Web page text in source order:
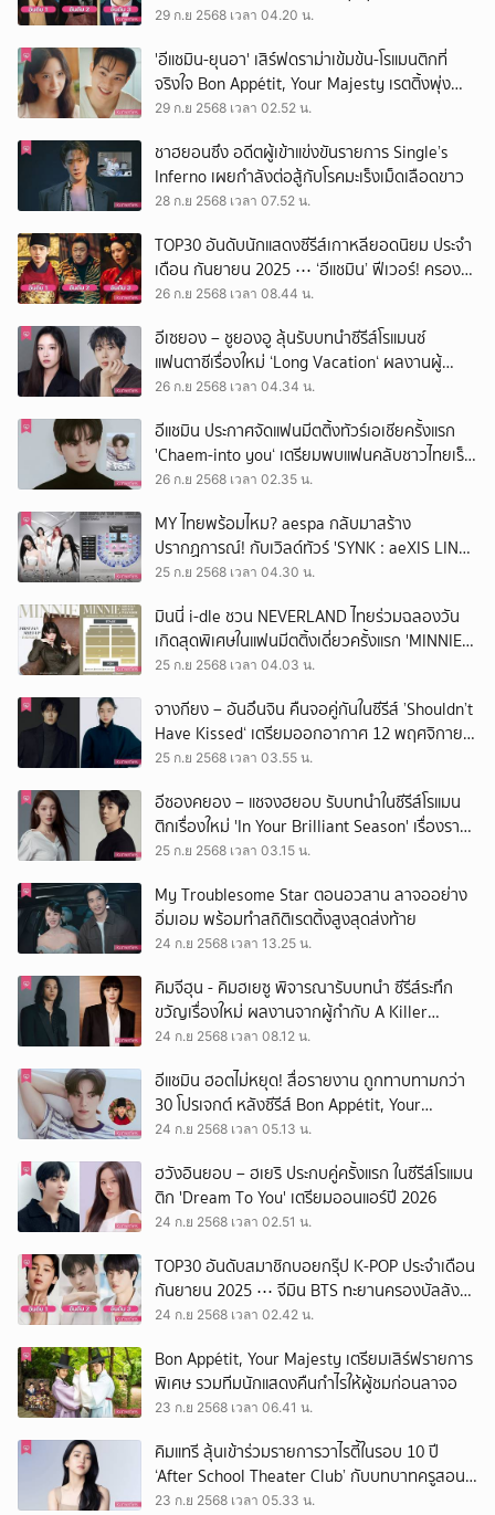
ครองบัลลังก์อันดับ 1 สำเร็จ
29 ก.ย 2568 เวลา 04.20 น.
'อีแชมิน-ยุนอา' เสิร์ฟดราม่าเข้มข้น-โรแมนติกที่
จริงใจ Bon Appétit, Your Majesty เรตติ้งพุ่ง
17.1% ลาจอด้วยสถิติใหม่สูงสุดนับตั้งแต่ออก
29 ก.ย 2568 เวลา 02.52 น.
ชาฮยอนซึง อดีตผู้เข้าแข่งขันรายการ Single’s
Inferno เผยกำลังต่อสู้กับโรคมะเร็งเม็ดเลือดขาว
28 ก.ย 2568 เวลา 07.52 น.
TOP30 อันดับนักแสดงซีรีส์เกาหลียอดนิยม ประจำ
เดือน กันยายน 2025 ⋯ ‘อีแชมิน’ ฟีเวอร์! ครอง
บัลลังก์อันดับ 1 สำเร็จ
26 ก.ย 2568 เวลา 08.44 น.
อีเซยอง – ชูยองอู ลุ้นรับบทนำซีรีส์โรแมนซ์
แฟนตาซีเรื่องใหม่ ‘Long Vacation‘ ผลงานผู้
กำกับ Crash Landing on You
26 ก.ย 2568 เวลา 04.34 น.
อีแชมิน ประกาศจัดแฟนมีตติ้งทัวร์เอเชียครั้งแรก
'Chaem-into you‘ เตรียมพบแฟนคลับชาวไทยเร็ว
ๆ นี้
26 ก.ย 2568 เวลา 02.35 น.
MY ไทยพร้อมไหม? aespa กลับมาสร้าง
ปรากฏการณ์! กับเวิลด์ทัวร์ 'SYNK : aeXIS LINE -
in BANGKOK' ปักหมุด 15-16 พ.ย.นี้
25 ก.ย 2568 เวลา 04.30 น.
มินนี่ i-dle ชวน NEVERLAND ไทยร่วมฉลองวัน
เกิดสุดพิเศษในแฟนมีตติ้งเดี่ยวครั้งแรก 'MINNIE
FIRST FAN MEET UP' 25 ต.ค.นี้
25 ก.ย 2568 เวลา 04.03 น.
จางกียง – อันอึนจิน คืนจอคู่กันในซีรีส์ ’Shouldn’t
Have Kissed‘ เตรียมออกอากาศ 12 พฤศจิกายน
นี้
25 ก.ย 2568 เวลา 03.55 น.
อีซองคยอง – แชจงฮยอบ รับบทนำในซีรีส์โรแมน
ติกเรื่องใหม่ 'In Your Brilliant Season' เรื่องราว
ความรักอบอุ่นหัวใจ
25 ก.ย 2568 เวลา 03.15 น.
My Troublesome Star ตอนอวสาน ลาจออย่าง
อิ่มเอม พร้อมทำสถิติเรตติ้งสูงสุดส่งท้าย
24 ก.ย 2568 เวลา 13.25 น.
คิมจีฮุน - คิมฮเยซู พิจารณารับบทนำ ซีรีส์ระทึก
ขวัญเรื่องใหม่ ผลงานจากผู้กำกับ A Killer
Paradox
24 ก.ย 2568 เวลา 08.12 น.
อีแชมิน ฮอตไม่หยุด! สื่อรายงาน ถูกทาบทามกว่า
30 โปรเจกต์ หลังซีรีส์ Bon Appétit, Your
Majesty สร้างกระแสถล่มจอ
24 ก.ย 2568 เวลา 05.13 น.
ฮวังอินยอบ – ฮเยริ ประกบคู่ครั้งแรก ในซีรีส์โรแมน
ติก 'Dream To You' เตรียมออนแอร์ปี 2026
24 ก.ย 2568 เวลา 02.51 น.
TOP30 อันดับสมาชิกบอยกรุ๊ป K-POP ประจำเดือน
กันยายน 2025 ⋯ จีมิน BTS ทะยานครองบัลลังก์
อันดับ 1
24 ก.ย 2568 เวลา 02.42 น.
Bon Appétit, Your Majesty เตรียมเสิร์ฟรายการ
พิเศษ รวมทีมนักแสดงคืนกำไรให้ผู้ชมก่อนลาจอ
23 ก.ย 2568 เวลา 06.41 น.
คิมแทรี ลุ้นเข้าร่วมรายการวาไรตี้ในรอบ 10 ปี
‘After School Theater Club’ กับบทบาทครูสอน
การแสดงให้เด็ก ๆ
23 ก.ย 2568 เวลา 05.33 น.